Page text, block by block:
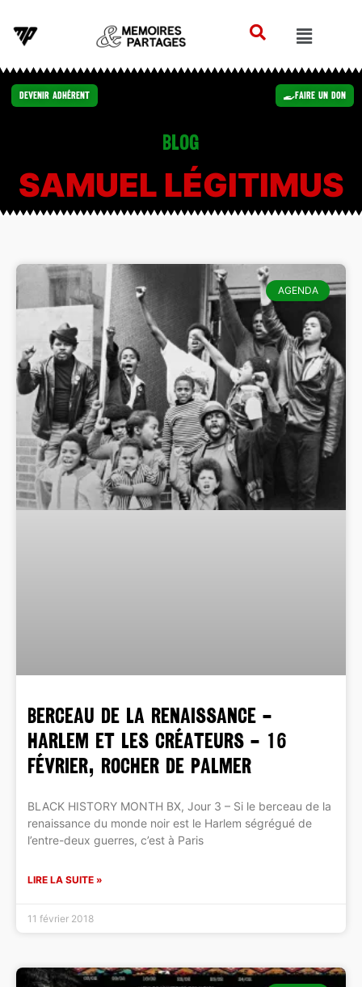
Devenir Adhérent Faire un Don
Blog
SAMUEL LÉGITIMUS
AGENDA
BERCEAU DE LA RENAISSANCE –
Harlem et les créateurs – 16
février, Rocher de Palmer
BLACK HISTORY MONTH BX, Jour 3 – Si le berceau de la
renaissance du monde noir est le Harlem ségrégué de
l’entre-deux guerres, c’est à Paris
LIRE LA SUITE »
11 février 2018